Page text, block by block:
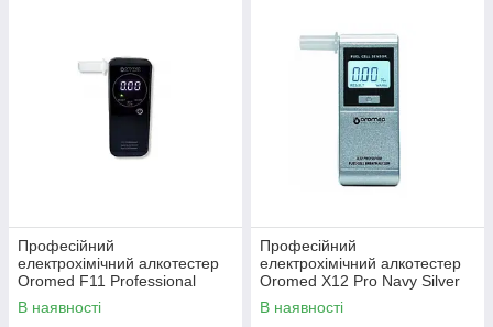
Професійний
електрохімічний алкотестер
Oromed F11 Professional
В наявності
Професійний
електрохімічний алкотестер
Oromed X12 Pro Navy Silver
В наявності